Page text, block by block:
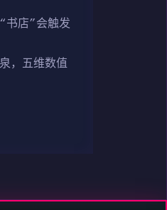
书店”会触发
，五维数值